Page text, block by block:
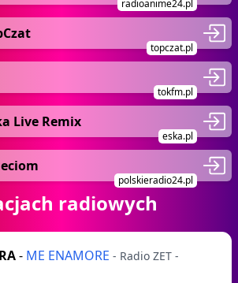
radioanime24.pl
topczat.pl
tokfm.pl
Live Remix
eska.pl
polskieradio24.pl
radiowych
- ME ENAMORE - Radio ZET -